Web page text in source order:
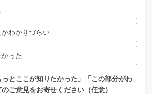
わかりづらい
った
っとここが知りたかった」「この部分がわ
ご意見をお寄せください（任意）